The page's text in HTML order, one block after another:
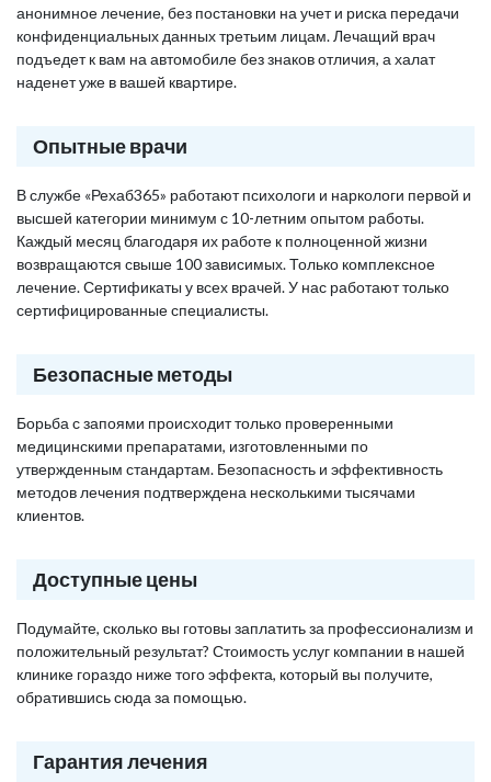
анонимное лечение, без постановки на учет и риска передачи
конфиденциальных данных третьим лицам. Лечащий врач
подъедет к вам на автомобиле без знаков отличия, а халат
наденет уже в вашей квартире.
Опытные врачи
В службе «Рехаб365» работают психологи и наркологи первой и
высшей категории минимум с 10-летним опытом работы.
Каждый месяц благодаря их работе к полноценной жизни
возвращаются свыше 100 зависимых. Только комплексное
лечение. Сертификаты у всех врачей. У нас работают только
сертифицированные специалисты.
Безопасные методы
Борьба с запоями происходит только проверенными
медицинскими препаратами, изготовленными по
утвержденным стандартам. Безопасность и эффективность
методов лечения подтверждена несколькими тысячами
клиентов.
Доступные цены
Подумайте, сколько вы готовы заплатить за профессионализм и
положительный результат? Стоимость услуг компании в нашей
клинике гораздо ниже того эффекта, который вы получите,
обратившись сюда за помощью.
Гарантия лечения